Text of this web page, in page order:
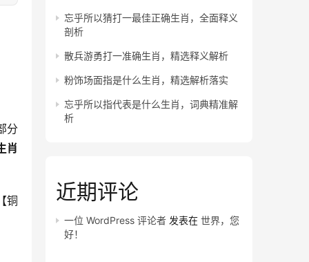
分
肖
铜
忘乎所以猜打一最佳正确生肖，全面释义
剖析
散兵游勇打一准确生肖，精选释义解析
粉饰场面指是什么生肖，精选解析落实
忘乎所以指代表是什么生肖，词典精准解
析
近期评论
一位 WordPress 评论者 发表在 世界，您
好！